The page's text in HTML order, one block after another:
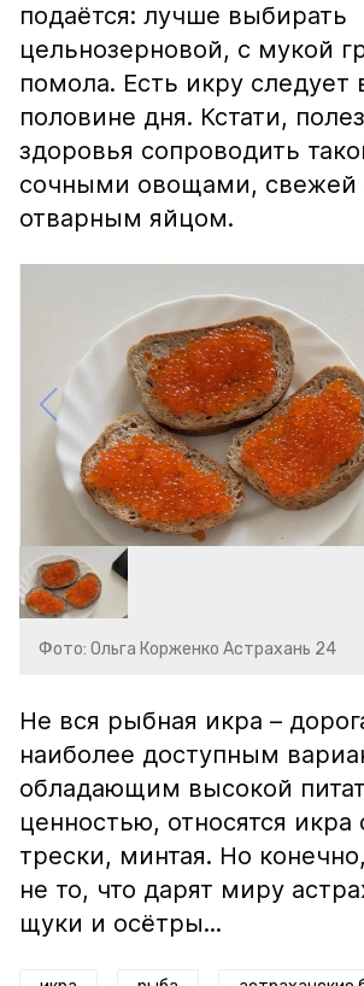
подаётся: лучше выбирать
цельнозерновой, с мукой
помола. Есть икру следует
половине дня. Кстати,
здоровья сопроводить
сочными овощами, свежей
отварным яйцом.
Фото: Ольга Корженко Астрахань 24
Не вся рыбная икра –
наиболее доступным
обладающим высокой
ценностью, относятся икра
трески, минтая. Но
не то, что дарят миру
щуки и осётры...